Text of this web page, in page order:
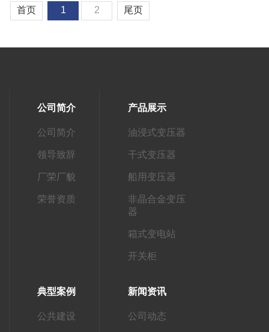
首页 1 2 尾页
公司简介
公司简介
领导致辞
厂荣厂貌
荣誉资质
产品展示
油浸式变压器
干式变压器
船用变压器
非晶合金变压
器
箱式变电站
开关柜
典型案例
公共建设
新闻资讯
公司动态